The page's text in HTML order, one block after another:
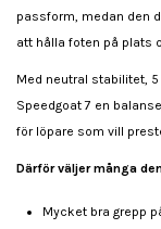
passform, medan den
att hålla foten på plats
Med neutral stabilitet,
Speedgoat 7 en
för löpare som vill
Därför väljer många
Mycket bra grepp